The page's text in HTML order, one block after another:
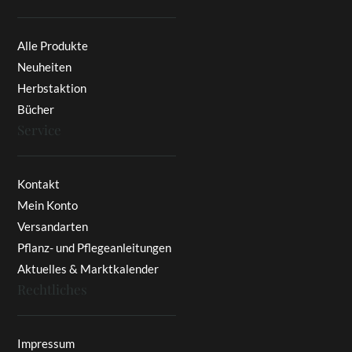
Alle Produkte
Neuheiten
Herbstaktion
Bücher
Service
Kontakt
Mein Konto
Versandarten
Pflanz- und Pflegeanleitungen
Aktuelles & Marktkalender
Rechtliches
Impressum